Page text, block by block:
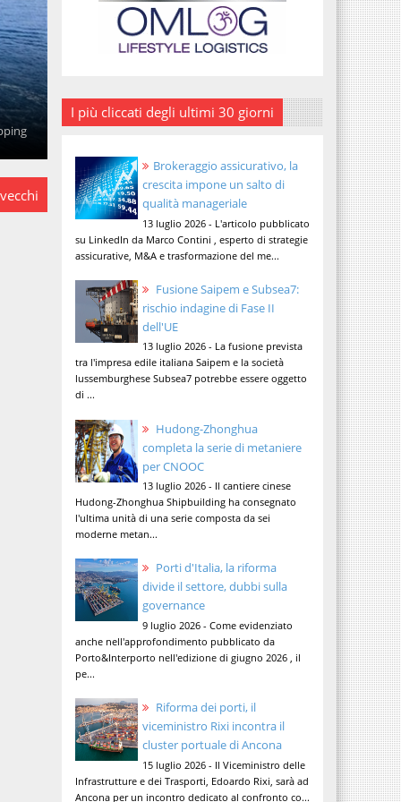
I più cliccati degli ultimi 30 giorni
Brokeraggio assicurativo, la
crescita impone un salto di
qualità manageriale
13 luglio 2026 - L'articolo pubblicato
su LinkedIn da Marco Contini , esperto di strategie
assicurative, M&A e trasformazione del me...
Fusione Saipem e Subsea7:
rischio indagine di Fase II
dell'UE
13 luglio 2026 - La fusione prevista
tra l'impresa edile italiana Saipem e la società
lussemburghese Subsea7 potrebbe essere oggetto
di ...
Hudong-Zhonghua
completa la serie di metaniere
per CNOOC
13 luglio 2026 - Il cantiere cinese
Hudong-Zhonghua Shipbuilding ha consegnato
l'ultima unità di una serie composta da sei
moderne metan...
Porti d'Italia, la riforma
divide il settore, dubbi sulla
governance
9 luglio 2026 - Come evidenziato
anche nell'approfondimento pubblicato da
Porto&Interporto nell'edizione di giugno 2026 , il
pe...
Riforma dei porti, il
viceministro Rixi incontra il
cluster portuale di Ancona
15 luglio 2026 - Il Viceministro delle
Infrastrutture e dei Trasporti, Edoardo Rixi, sarà ad
Ancona per un incontro dedicato al confronto co...